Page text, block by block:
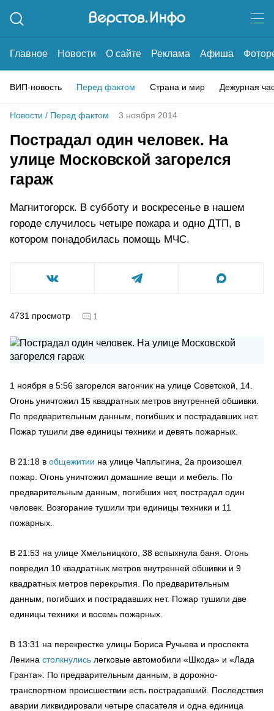
Главное Новости О сайте Реклама Афиша
ВИП-новость Перед фактом Страна и мир Дежурная
Новости / Перед фактом 3 ноября 2014
Пострадал один человек. На
улице Московской загорелся
гараж
Магнитогорск. В субботу и воскресенье в нашем
городе случилось четыре пожара и одно ДТП, в
котором понадобилась помощь МЧС.
4731 просмотр 1
1 ноября в 5:56 загорелся вагончик на улице Советской, 14.
Огонь уничтожил 15 квадратных метров внутренней обшивки.
По предварительным данным, погибших и пострадавших нет.
Пожар тушили две единицы техники и девять пожарных.
В 21:18 в общежитии на улице Чаплыгина, 2а произошел
пожар. Огонь уничтожил домашние вещи и мебель. По
предварительным данным, погибших нет, пострадал один
человек. Возгорание тушили три единицы техники и 11
пожарных.
В 21:53 на улице Хмельницкого, 38 вспыхнула баня. Огонь
повредил 10 квадратных метров внутренней обшивки и 9
квадратных метров перекрытия. По предварительным
данным, погибших и пострадавших нет. Пожар тушили две
единицы техники и восемь пожарных.
В 13:31 на перекрестке улицы Бориса Ручьева и проспекта
Ленина столкнулись легковые автомобили «Шкода» и «Лада
Гранта». По предварительным данным, в дорожно-
транспортном происшествии есть пострадавший. Последствия
аварии ликвидировали четыре спасателя и одна единица